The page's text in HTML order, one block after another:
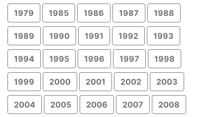
1979 1985 1986 1987 1988
1989 1990 1991 1992 1993
1994 1995 1996 1997 1998
1999 2000 2001 2002 2003
2004 2005 2006 2007 2008